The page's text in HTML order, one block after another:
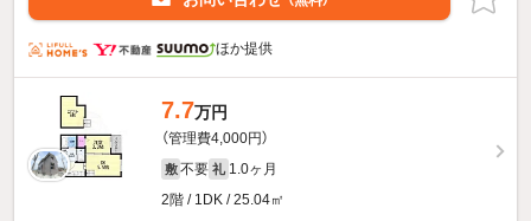
ほか提供
7.7万円
（管理費4,000円）
敷 不要 礼 1.0ヶ月
2階 / 1DK / 25.04㎡